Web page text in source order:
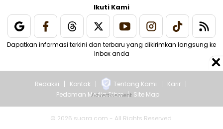
Ikuti Kami
Dapatkan informasi terkini dan terbaru yang dikirimkan langsung ke
Inbox anda
Redaksi Kontak Tentang Kami
Karir
Pedoman Media Siber
Site Map
© 2026 suara.com - All Rights Reserved.